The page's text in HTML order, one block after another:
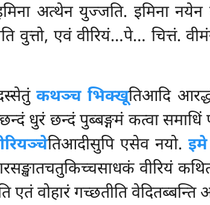
अत्थेन युज्जति. इमिना
वुत्तो, एवं वीरियं…पे… चित्तं.
कथञ्च भिक्खूतिआदि
धुरं छन्दं पुब्बङ्गमं कत्वा समाधिं
तिआदीसुपि एसेव नयो. इमे
वीरियं
एतं वोहारं गच्छतीति वेदितब्बन्ति